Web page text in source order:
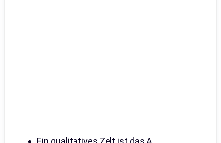
Ein qualitatives Zelt ist das A